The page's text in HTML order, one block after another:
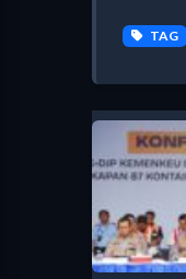
TAG